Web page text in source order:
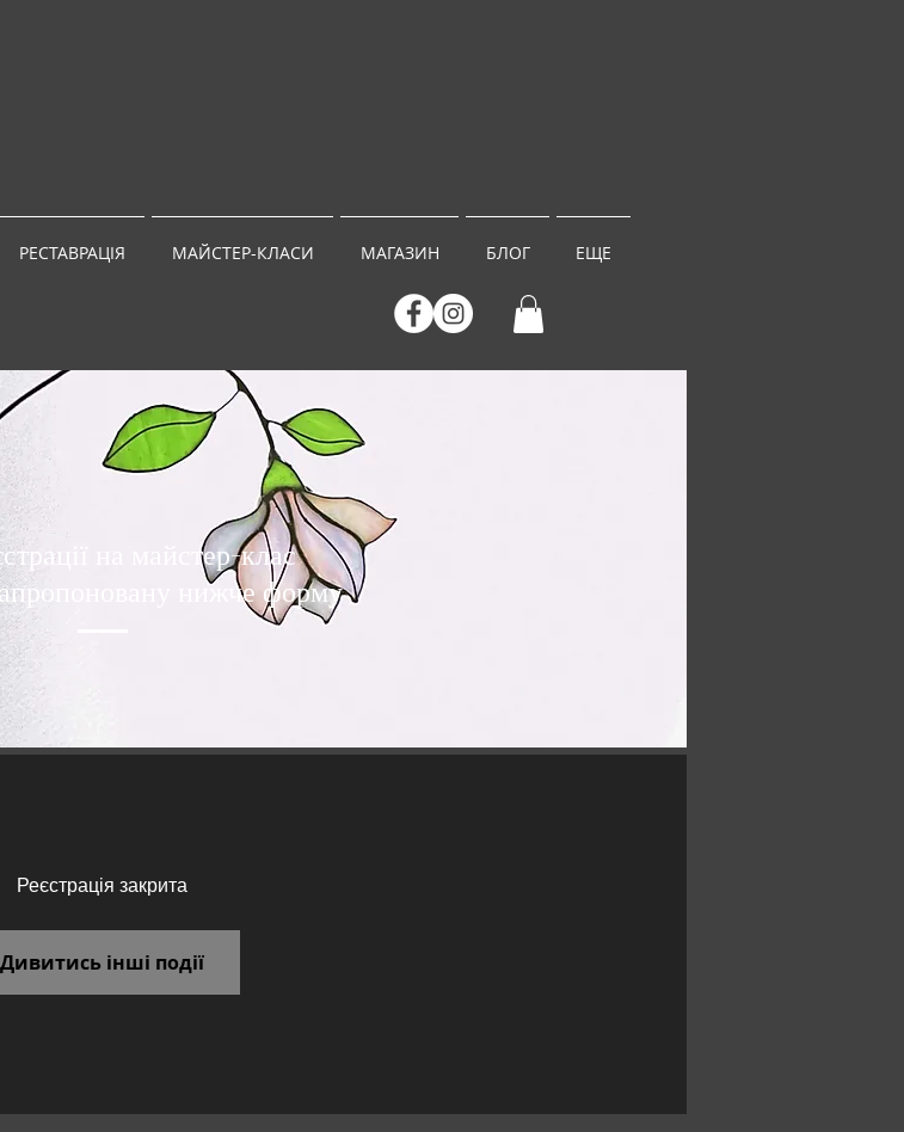
РЕСТАВРАЦІЯ МАЙСТЕР-КЛАСИ МАГАЗИН БЛОГ ЕЩЕ
на майстер-клас
нижче форму
Реєстрація закрита
Дивитись інші події